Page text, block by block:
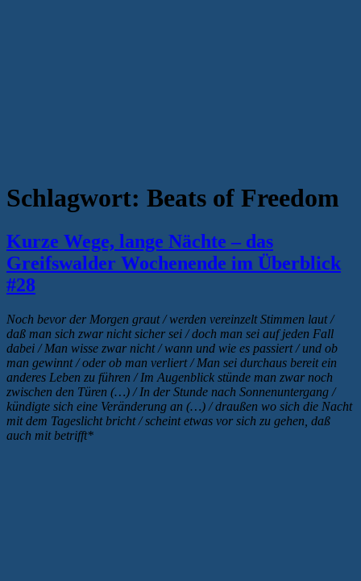
Schlagwort: Beats of Freedom
Kurze Wege, lange Nächte – das
Greifswalder Wochenende im Überblick
#28
Noch bevor der Morgen graut / werden vereinzelt Stimmen laut /
daß man sich zwar nicht sicher sei / doch man sei auf jeden Fall
dabei / Man wisse zwar nicht / wann und wie es passiert / und ob
man gewinnt / oder ob man verliert / Man sei durchaus bereit ein
anderes Leben zu führen / Im Augenblick stünde man zwar noch
zwischen den Türen (…) / In der Stunde nach Sonnenuntergang /
kündigte sich eine Veränderung an (…) / draußen wo sich die Nacht
mit dem Tageslicht bricht / scheint etwas vor sich zu gehen, daß
auch mit betrifft*